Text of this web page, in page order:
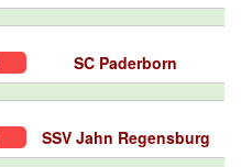
SC Paderborn
SSV Jahn Regensburg